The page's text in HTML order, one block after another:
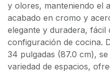
y olores, manteniendo el
acabado en cromo y
elegante y duradera, fácil
configuración de cocina.
34 pulgadas (87.0 cm),
variedad de espacios,